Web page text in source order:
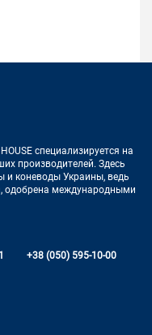
специализируется на
производителей. Здесь
и коневоды Украины, ведь
одобрена международными
+38 (050) 595-10-00